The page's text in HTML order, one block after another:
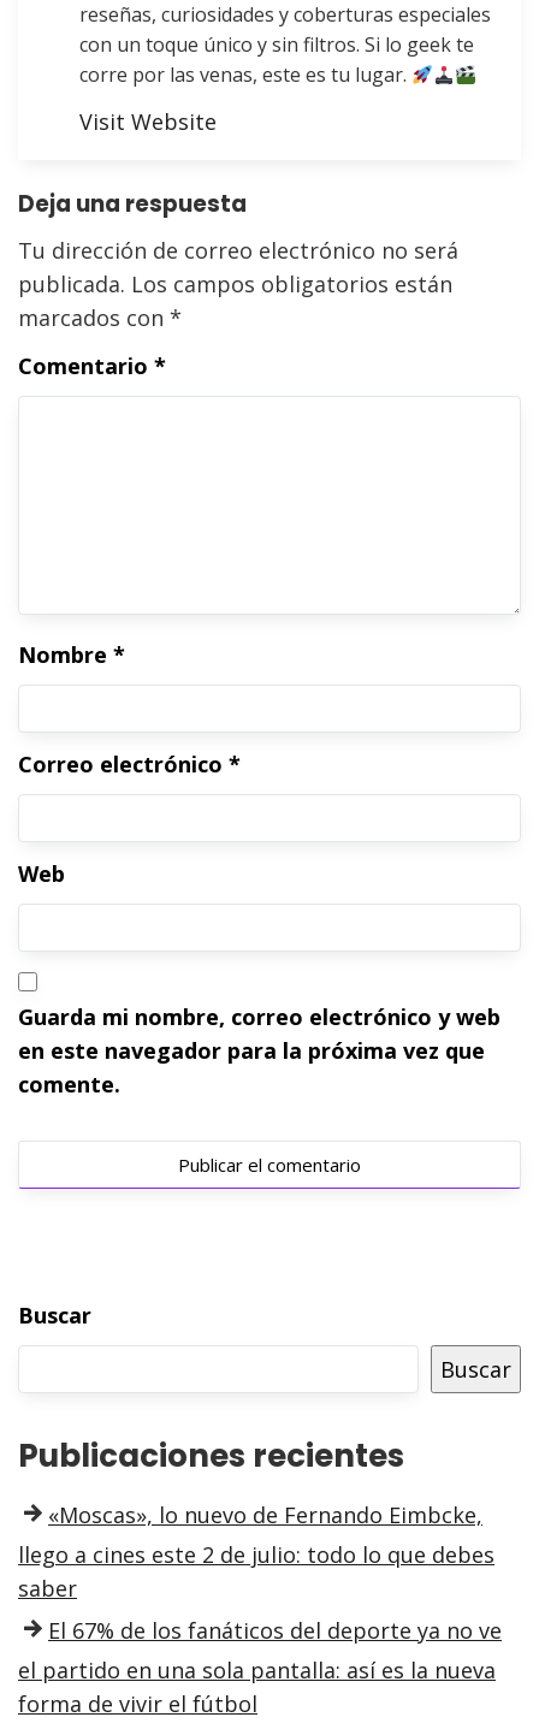
reseñas, curiosidades y coberturas especiales
con un toque único y sin filtros. Si lo geek te
corre por las venas, este es tu lugar.
Visit Website
Deja una respuesta
Tu dirección de correo electrónico no será
publicada. Los campos obligatorios están
marcados con *
Comentario *
Nombre *
Correo electrónico *
Web
Guarda mi nombre, correo electrónico y web
en este navegador para la próxima vez que
comente.
Buscar
Buscar
Publicaciones recientes
«Moscas», lo nuevo de Fernando Eimbcke,
llego a cines este 2 de julio: todo lo que debes
saber
El 67% de los fanáticos del deporte ya no ve
el partido en una sola pantalla: así es la nueva
forma de vivir el fútbol